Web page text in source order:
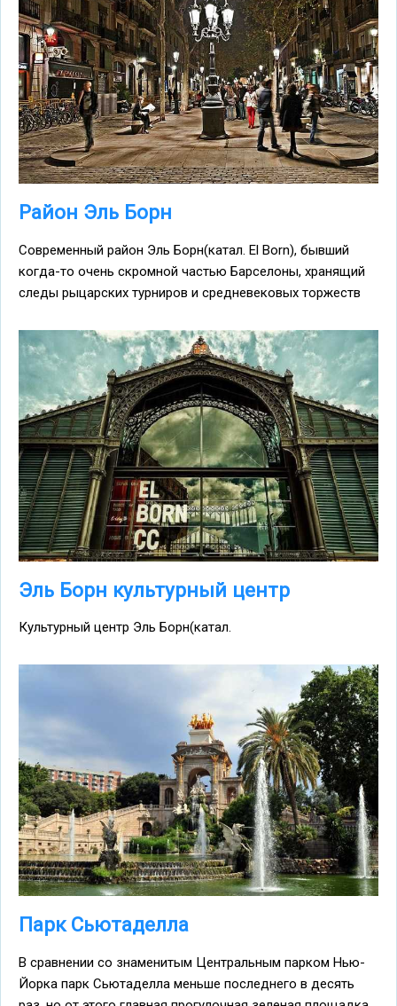
Район Эль Борн
Современный район Эль Борн(катал. El Born), бывший
когда-то очень скромной частью Барселоны, хранящий
следы рыцарских турниров и средневековых торжеств
Эль Борн культурный центр
Культурный центр Эль Борн(катал.
Парк Сьютаделла
В сравнении со знаменитым Центральным парком Нью-
Йорка парк Сьютаделла меньше последнего в десять